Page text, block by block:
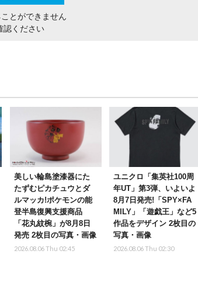
とができません
認ください
美しい輪島塗漆器にた
たずむピカチュウとダ
ルマッカ!ポケモンの能
登半島復興支援商品
「花丸紋椀」が8月8日
発売 2枚目の写真・画像
2026.08.06 Thu 02:45
ユニクロ「集英社100周
年UT」第3弾、いよいよ
8月7日発売!「SPY×FA
MILY」「遊戯王」など5
作品をデザイン 2枚目の
写真・画像
2026.08.06 Thu 02:30